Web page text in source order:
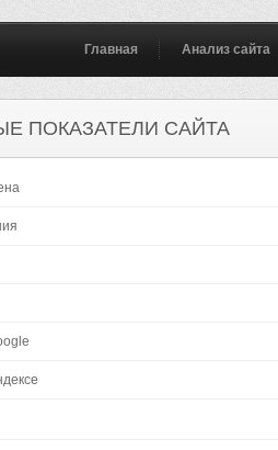
Главная Анализ сайта
ПОКАЗАТЕЛИ САЙТА